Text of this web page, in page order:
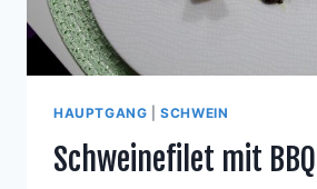
HAUPTGANG |SCHWEIN
Schweinefilet mit